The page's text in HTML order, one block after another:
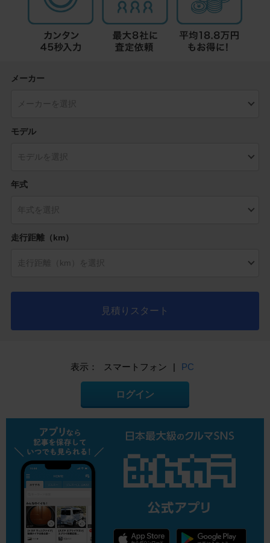
メーカー
モデル
年式
走行距離（km）
見積りスタート
表示： スマートフォン | PC
ログイン